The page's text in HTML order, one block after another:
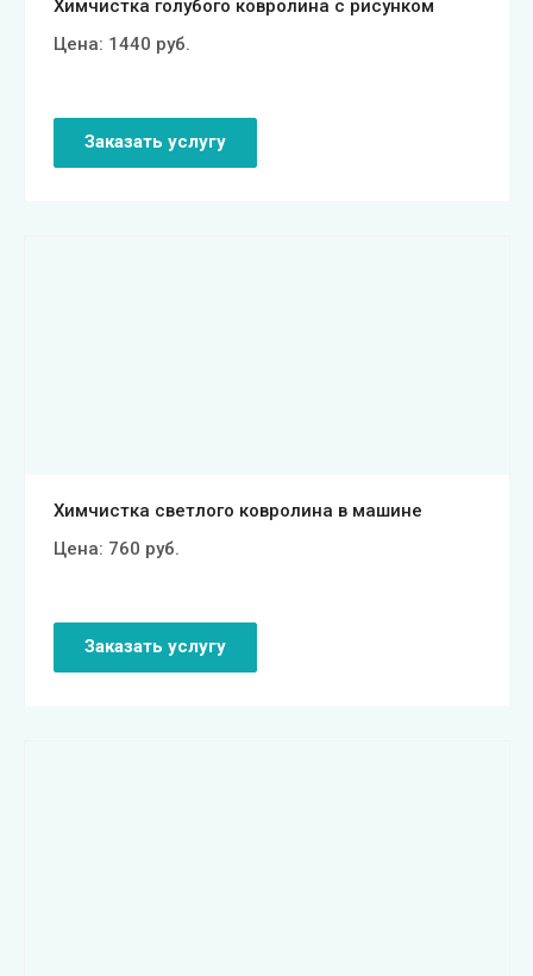
Химчистка голубого ковролина с рисунком
Цена: 1440 руб.
Заказать услугу
Химчистка светлого ковролина в машине
Цена: 760 руб.
Заказать услугу